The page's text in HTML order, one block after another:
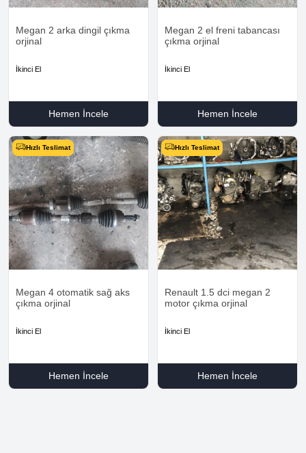
Megan 2 arka dingil çıkma
orjinal
İkinci El
Hemen İncele
Megan 2 el freni tabancası
çıkma orjinal
İkinci El
Hemen İncele
Hızlı Teslimat
Megan 4 otomatik sağ aks
çıkma orjinal
İkinci El
Hemen İncele
Hızlı Teslimat
Renault 1.5 dci megan 2
motor çıkma orjinal
İkinci El
Hemen İncele